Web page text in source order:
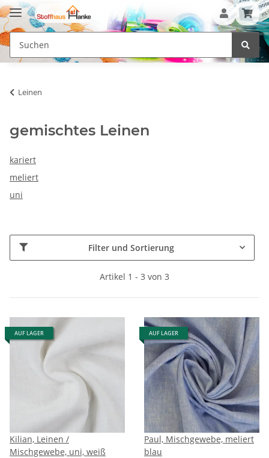
Leinen
gemischtes Leinen
kariert
meliert
uni
Filter und Sortierung
Artikel 1 - 3 von 3
AUF LAGER
Kilian, Leinen /
Mischgewebe, uni, weiß
AUF LAGER
Paul, Mischgewebe, meliert
blau